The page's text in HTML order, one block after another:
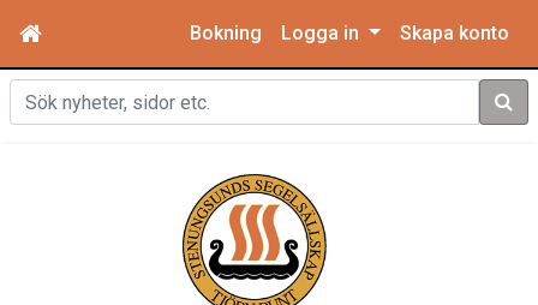
Bokning Logga in Skapa konto
Sök